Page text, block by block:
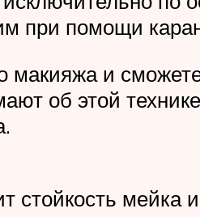
при помощи
макияжа и
об этой
мейка